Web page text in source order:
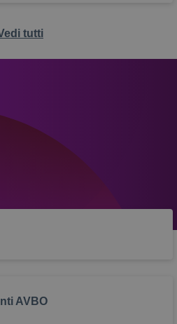
tutti
AVBO